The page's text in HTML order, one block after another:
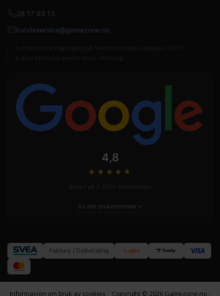
38 17 83 13
kundeservice@gamezone.no
4,8
★★★★ ★
Se alle brukeromtaler
Faktura / Delbetaling
Informasjon om bruk av cookies Copyright © 2026 Gamezone.no -